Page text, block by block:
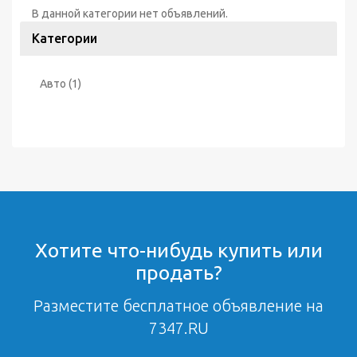
В данной категории нет объявлений.
Категории
Авто (1)
Хотите что-нибудь купить или
продать?
Разместите бесплатное объявление на
7347.RU